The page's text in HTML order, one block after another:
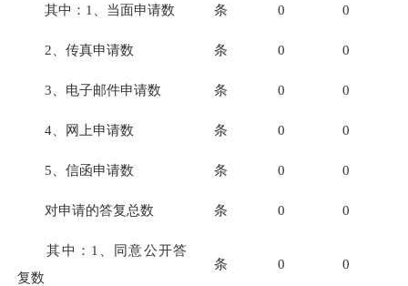
其中： 1 、当面申请数 条 0 0
2 、传真申请数 条 0 0
3 、电子邮件申请数 条 0 0
4 、网上申请数 条 0 0
5 、信函申请数 条 0 0
对申请的答复总数 条 0 0
其中： 1
、同意公开答
复数
条 0 0